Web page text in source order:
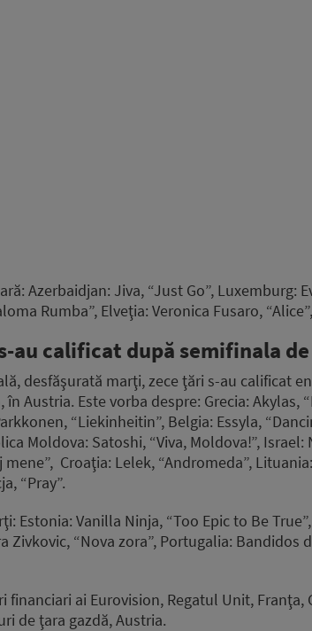
Azerbaidjan: Jiva, “Just Go”, Luxemburg:
Rumba”, Elveţia: Veronica Fusaro,
au calificat după semifinala
desfăşurată marţi, zece ţări s-au calificat
Austria. Este vorba despre: Grecia: Akylas,
“Liekinheitin”, Belgia: Essyla,
Moldova: Satoshi, “Viva, Moldova!”,
mene”, Croaţia: Lelek, “Andromeda”,
“Pray”.
Estonia: Vanilla Ninja, “Too Epic to Be
Zivkovic, “Nova zora”, Portugalia: Bandidos
financiari ai Eurovision, Regatul Unit, Franţa,
de ţara gazdă, Austria.